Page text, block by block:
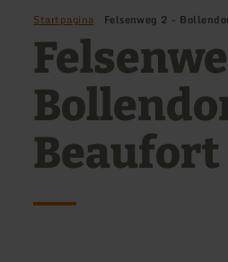
Startpagina Felsenweg 2 -
Beaufort